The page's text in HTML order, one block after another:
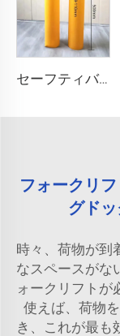
セーフティバリア
フォークリ
グド
時々、荷物が到
なスペースがな
ォークリフトが
使えば、荷物
き、これが最も